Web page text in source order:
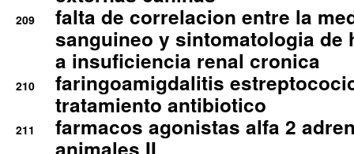
209
falta de correlacion entre la
sanguineo y sintomatologia de
a insuficiencia renal cronica
210
faringoamigdalitis
tratamiento antibiotico
211
farmacos agonistas alfa 2
animales II